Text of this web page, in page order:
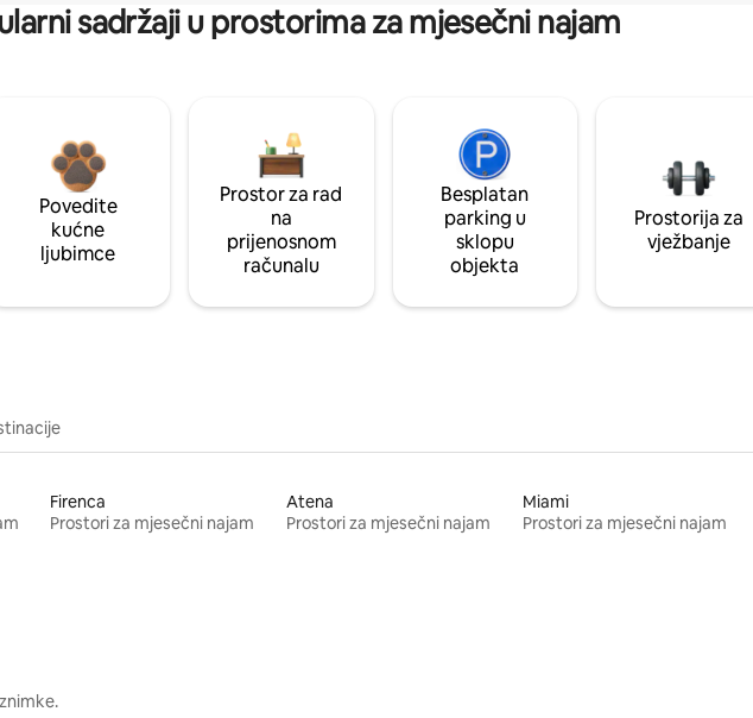
sadržaji u prostorima za mjesečni najam
Povedite
kućne
ljubimce
Prostor za rad
na
prijenosnom
računalu
Besplatan
parking u
sklopu
objekta
Prostorija za
vježbanje
Firenca
Prostori za mjesečni najam
Atena
Prostori za mjesečni najam
Miami
Prostori za mjesečni najam